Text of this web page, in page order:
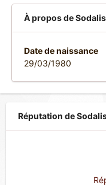
À propos de
Date de naissance
29/03/1980
Réputation de